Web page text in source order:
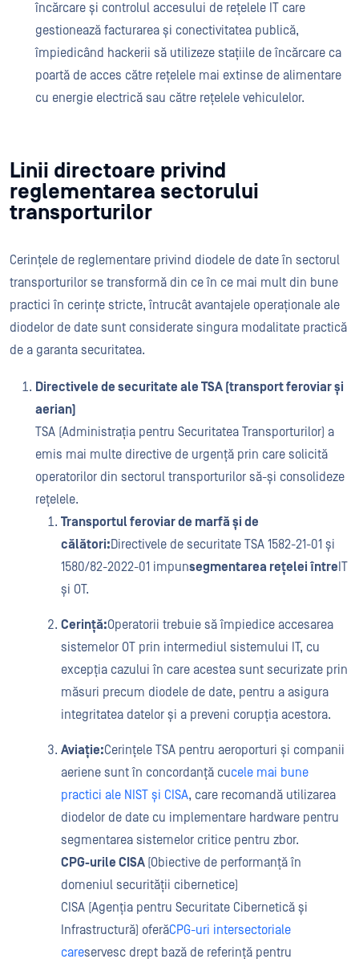
încărcare și controlul accesului de rețelele IT care
gestionează facturarea și conectivitatea publică,
împiedicând hackerii să utilizeze stațiile de încărcare ca
poartă de acces către rețelele mai extinse de alimentare
cu energie electrică sau către rețelele vehiculelor.
Linii directoare privind
reglementarea sectorului
transporturilor
Cerințele de reglementare privind diodele de date în sectorul
transporturilor se transformă din ce în ce mai mult din bune
practici în cerințe stricte, întrucât avantajele operaționale ale
diodelor de date sunt considerate singura modalitate practică
de a garanta securitatea.
Directivele de securitate ale TSA (transport feroviar și
aerian)
TSA (Administrația pentru Securitatea Transporturilor) a
emis mai multe directive de urgență prin care solicită
operatorilor din sectorul transporturilor să-și consolideze
rețelele.
Transportul feroviar de marfă și de
călători:Directivele de securitate TSA 1582-21-01 și
1580/82-2022-01 impunsegmentarea rețelei între IT
și OT.
Cerință:Operatorii trebuie să împiedice accesarea
sistemelor OT prin intermediul sistemului IT, cu
excepția cazului în care acestea sunt securizate prin
măsuri precum diodele de date, pentru a asigura
integritatea datelor și a preveni corupția acestora.
Aviație:Cerințele TSA pentru aeroporturi și companii
aeriene sunt în concordanță cucele mai bune
practici ale NIST și CISA, care recomandă utilizarea
diodelor de date cu implementare hardware pentru
segmentarea sistemelor critice pentru zbor.
CPG-urile CISA (Obiective de performanță în
domeniul securității cibernetice)
CISA (Agenția pentru Securitate Cibernetică și
Infrastructură) oferăCPG-uri intersectoriale
careservesc drept bază de referință pentru